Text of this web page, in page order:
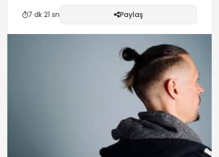
7 dk 21 sn Paylaş